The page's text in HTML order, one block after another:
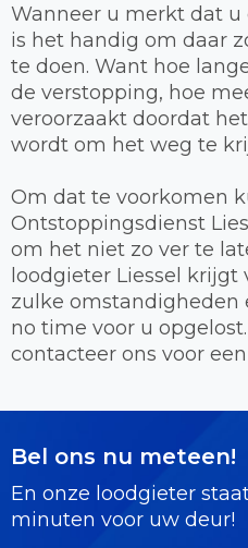
Wanneer u merkt dat
is het handig om daar
te doen. Want hoe
de verstopping, hoe
veroorzaakt doordat
wordt om het weg te
Om dat te voorkomen
Ontstoppingsdienst
om het niet zo ver te
loodgieter Liessel
zulke omstandigheden
no time voor u
contacteer ons voor
Bel ons nu meteen!
En onze loodgieter
minuten voor uw deur!